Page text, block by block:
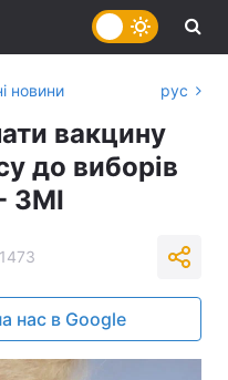
новини рус
вакцину
до виборів
ЗМІ
1473
нас в Google